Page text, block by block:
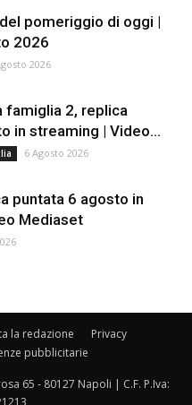
pomeriggio di oggi |
2026
2026
famiglia 2, replica
in streaming | Video...
6 Agosto 2026
puntata 6 agosto in
Mediaset
la redazione
Privacy
pubblicitarie
65 - 80127 Napoli | C.F. P.Iva: